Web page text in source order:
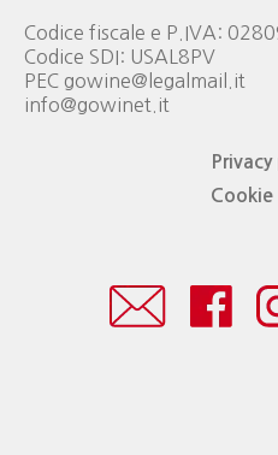
Codice fiscale e P.IVA:
Codice SDI: USAL8PV
PEC gowine@legalmail.it
info@gowinet.it
Cookie